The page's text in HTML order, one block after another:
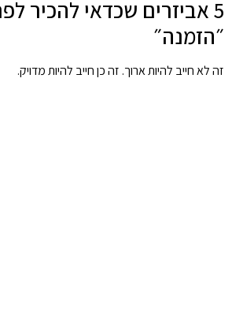
5 אביזרים שכדאי להכיר
״הזמנה״
זה לא חייב להיות ארוך. זה כן חייב להיות מדויק.